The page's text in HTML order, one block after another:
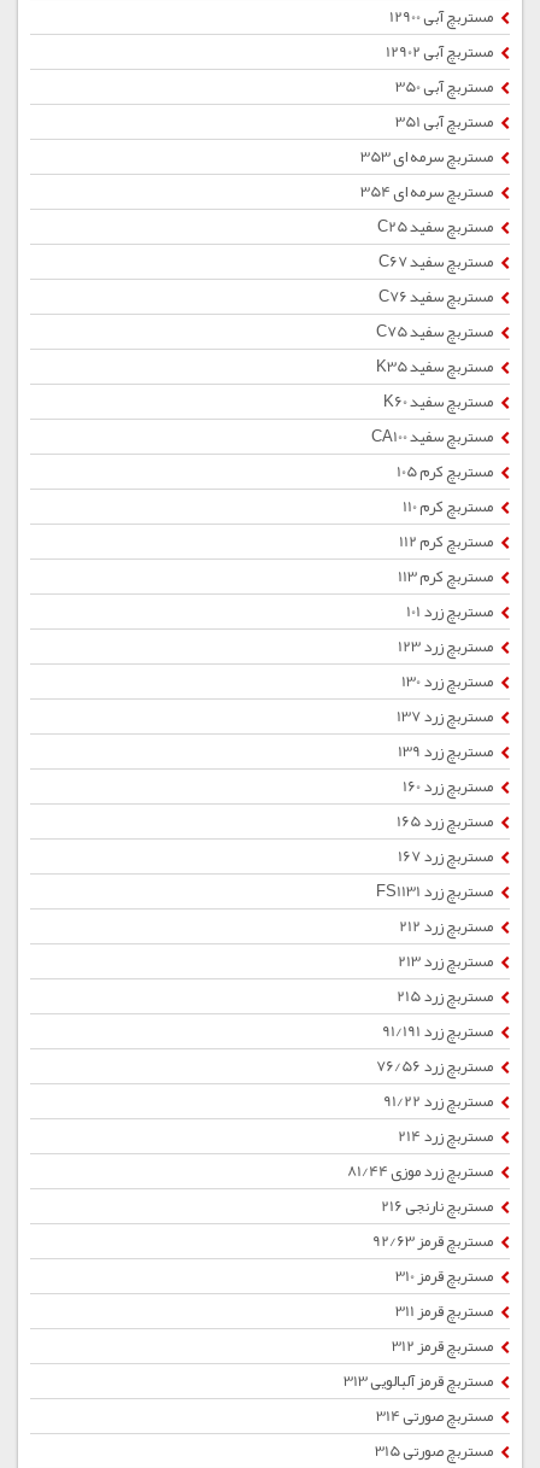
مستربچ آبی 12900
مستربچ آبی 12902
مستربچ آبی 350
مستربچ آبی 351
مستربچ سرمه ای 353
مستربچ سرمه ای 354
مستربچ سفید C25
مستربچ سفید C67
مستربچ سفید C76
مستربچ سفید C75
مستربچ سفید K35
مستربچ سفید K60
مستربچ سفید CA100
مستربچ کرم 105
مستربچ کرم 110
مستربچ کرم 112
مستربچ کرم 113
مستربچ زرد 101
مستربچ زرد 123
مستربچ زرد 130
مستربچ زرد 137
مستربچ زرد 139
مستربچ زرد 160
مستربچ زرد 165
مستربچ زرد 167
مستربچ زرد FS1131
مستربچ زرد 212
مستربچ زرد 213
مستربچ زرد 215
مستربچ زرد 91/191
مستربچ زرد 76/56
مستربچ زرد 91/22
مستربچ زرد 214
مستربچ زرد موزی 81/44
مستربچ نارنجی 216
مستربچ قرمز 92/63
مستربچ قرمز 310
مستربچ قرمز 311
مستربچ قرمز 312
مستربچ قرمز آلبالویی 313
مستربچ صورتی 314
مستربچ صورتی 315